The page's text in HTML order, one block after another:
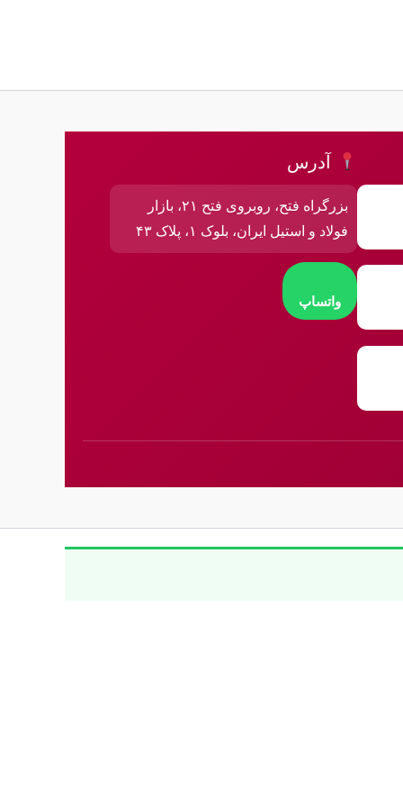
آدرس
بزرگراه فتح، روبروی فتح ۲۱، بازار
فولاد و استیل ایران، بلوک ۱، پلاک ۴۳
واتساپ